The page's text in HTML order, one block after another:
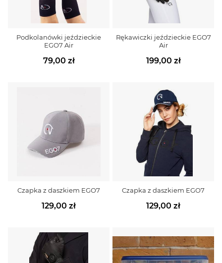
Podkolanówki jeździeckie
EGO7 Air
79,00 zł
Rękawiczki jeździeckie EGO7
Air
199,00 zł
Czapka z daszkiem EGO7
129,00 zł
Czapka z daszkiem EGO7
129,00 zł